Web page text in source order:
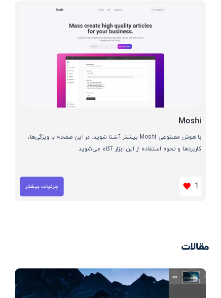
Moshi
با هوش مصنوعی Moshi بیشتر آشنا شوید. در این صفحه با ویژگی‌ها،
کاربردها و نحوه استفاده از این ابزار آگاه می‌شوید
1 جزئیات بیشتر
مقالات